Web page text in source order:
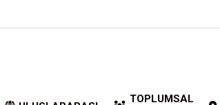
TOPLUMSAL